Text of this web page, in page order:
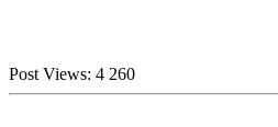
Post Views: 4 260